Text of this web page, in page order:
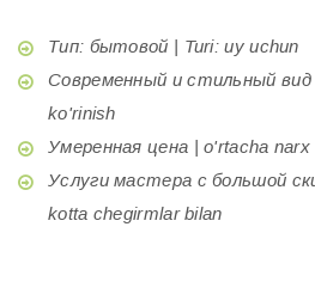
Тип: бытовой | Turi: uy uchun
Современный и стильный
ko'rinish
Умеренная цена | o'rtacha narx
Услуги мастера с большой
kotta chegirmlar bilan